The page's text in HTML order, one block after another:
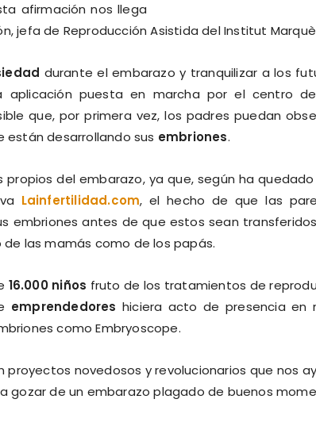
afirmación nos llega
jefa de Reproducción Asistida del Institut
durante el embarazo y tranquilizar a los
aplicación puesta en marcha por el centro
que, por primera vez, los padres puedan
están desarrollando sus embriones.
propios del embarazo, ya que, según ha
Lainfertilidad.com, el hecho de que las
embriones antes de que estos sean
las mamás como de los papás.
16.000 niños fruto de los tratamientos de
emprendedores hiciera acto de presencia en
como Embryoscope.
proyectos novedosos y revolucionarios que nos
gozar de un embarazo plagado de buenos